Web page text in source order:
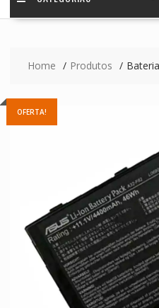
Home Produtos
OFERTA!